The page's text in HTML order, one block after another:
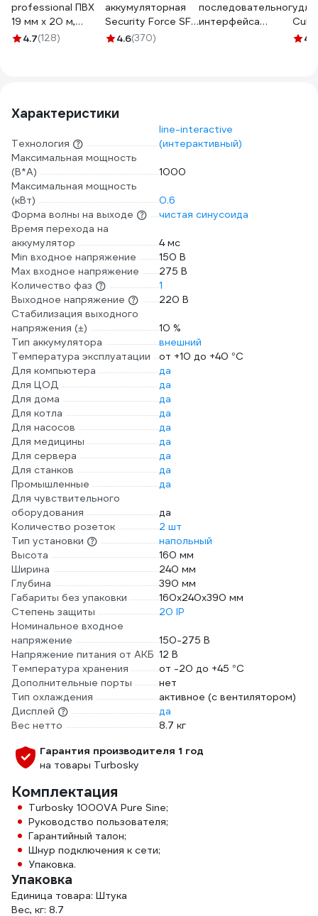
professional ПВХ
19 мм х 20 м,
черная GT-0-3
4.7(128)
аккумуляторная
Security Force SF
1207
4.6(370)
последовательного
интерфейса
бел.
4.6
Характеристики
Технология
line-interactive
(интерактивный)
Максимальная мощность
(В*А)
1000
Максимальная мощность
(кВт)
0.6
Форма волны на выходе
чистая синусоида
Время перехода на
аккумулятор
4 мс
Min входное напряжение
150 В
Max входное напряжение
275 В
Количество фаз
1
Выходное напряжение
220 В
Стабилизация выходного
напряжения (±)
10 %
Тип аккумулятора
внешний
Температура эксплуатации
от +10 до +40 °С
Для компьютера
да
Для ЦОД
да
Для дома
да
Для котла
да
Для насосов
да
Для медицины
да
Для сервера
да
Для станков
да
Промышленные
да
Для чувствительного
оборудования
да
Количество розеток
2 шт
Тип установки
напольный
Высота
160 мм
Ширина
240 мм
Глубина
390 мм
Габариты без упаковки
160х240х390 мм
Степень защиты
20 IP
Номинальное входное
напряжение
150-275 В
Напряжение питания от АКБ 12 В
Температура хранения
от -20 до +45 °С
Дополнительные порты
нет
Тип охлаждения
активное (с вентилятором)
Дисплей
да
Вес нетто
8.7 кг
Гарантия производителя 1 год
на товары Turbosky
Комплектация
Turbosky 1000VA Pure Sine;
Руководство пользователя;
Гарантийный талон;
Шнур подключения к сети;
Упаковка.
Упаковка
Единица товара: Штука
Вес, кг: 8.7